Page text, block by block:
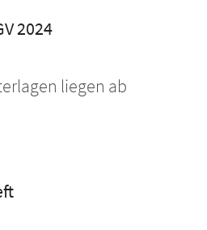
2024
liegen ab